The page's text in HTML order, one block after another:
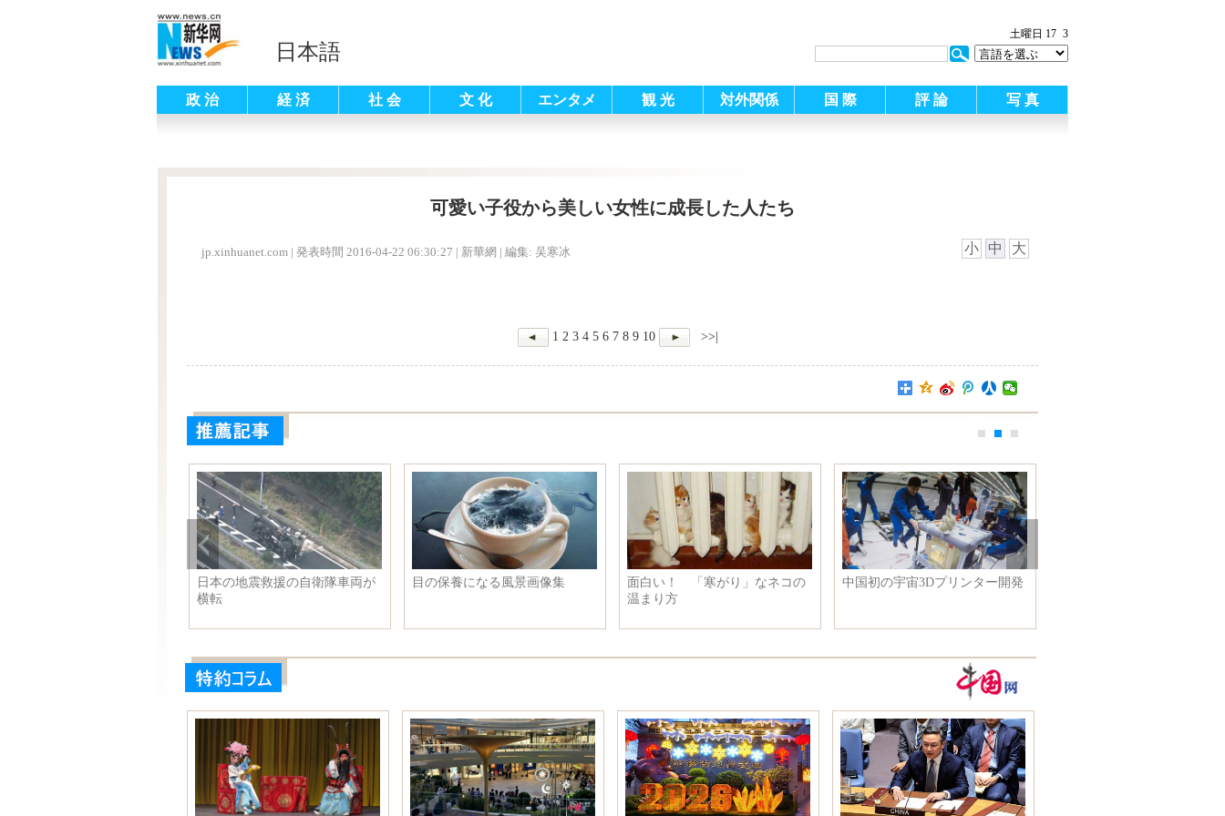
日本語
土曜日 17 3
政 治 経 済 社 会 文 化 エンタメ 観 光 対外関係 国 際 評 論 写 真
可愛い子役から美しい女性に成長した人たち
jp.xinhuanet.com | 発表時間 2016-04-22 06:30:27 | 新華網 | 編集: 吴寒冰 小 中 大
1 2 3 4 5 6 7 8 9 10 >>|
日本の地震救援の自衛隊車両が
目の保養になる風景画像集
面白い！ 「寒がり」なネコの
中国初の宇宙3Dプリンター開発
習近平主席：我が軍の特色を備